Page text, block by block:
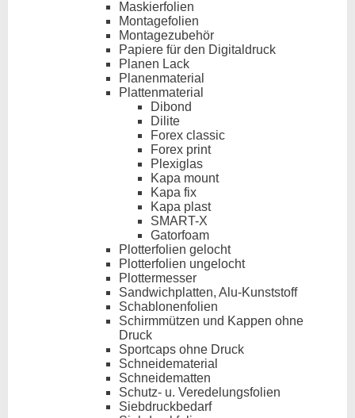
Maskierfolien
Montagefolien
Montagezubehör
Papiere für den Digitaldruck
Planen Lack
Planenmaterial
Plattenmaterial
Dibond
Dilite
Forex classic
Forex print
Plexiglas
Kapa mount
Kapa fix
Kapa plast
SMART-X
Gatorfoam
Plotterfolien gelocht
Plotterfolien ungelocht
Plottermesser
Sandwichplatten, Alu-Kunststoff
Schablonenfolien
Schirmmützen und Kappen ohne
Druck
Sportcaps ohne Druck
Schneidematerial
Schneidematten
Schutz- u. Veredelungsfolien
Siebdruckbedarf